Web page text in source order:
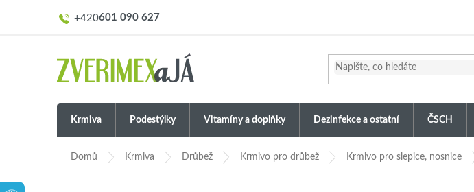
601 090 627
Krmiva Podestýlky Vitamíny a doplňky Dezinfekce a ostatní ČSCH
Domů Krmiva Drůbež Krmivo pro drůbež Krmivo pro slepice, nosnice